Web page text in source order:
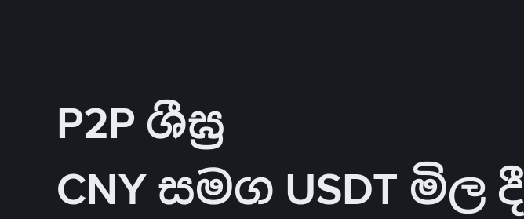
P2P ශීඝ්‍ර
CNY සමග USDT මිල දී